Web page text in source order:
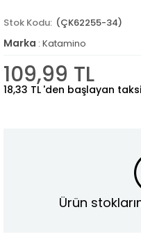
(ÇK62255-34)
Marka : Katamino
109,99 TL
18,33 TL 'den başlayan
Ürün